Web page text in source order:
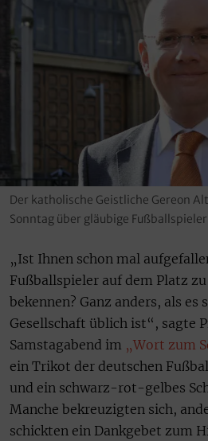
Der katholische Geistliche Gereon
Sonntag über gläubige
„Ist Ihnen schon mal
Fußballspieler auf dem Platz
bekennen? Ganz anders, als es
Gesellschaft üblich ist“, sagte
Samstagabend im „Wort zum
ein Trikot der deutschen
und ein schwarz-rot-gelbes
Manche bekreuzigten sich,
schickten ein Dankgebet zum